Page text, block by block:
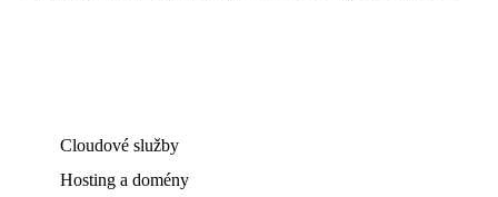
Cloudové služby
Hosting a domény